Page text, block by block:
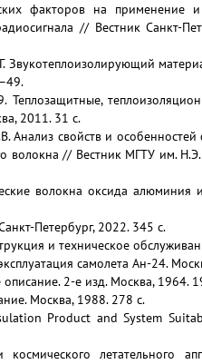
факторов на применение и
// Вестник Санкт-
2011. 31 с.
Анализ свойств и
волокна // Вестник МГТУ им.
волокна оксида
Петербург, 2022. 345 с.
и техническое
самолета Ан-24.
2-е изд. Москва, 1964.
Москва, 1988. 278 с.
Product and System
летательного